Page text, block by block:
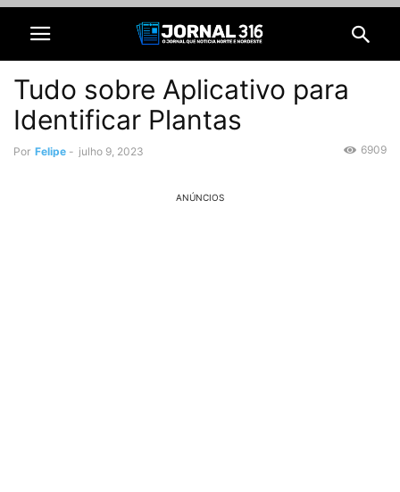
Tudo sobre Aplicativo para
Identificar Plantas
Por Felipe - julho 9, 2023 6909
ANÚNCIOS